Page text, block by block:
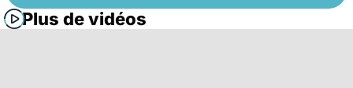
Plus de vidéos